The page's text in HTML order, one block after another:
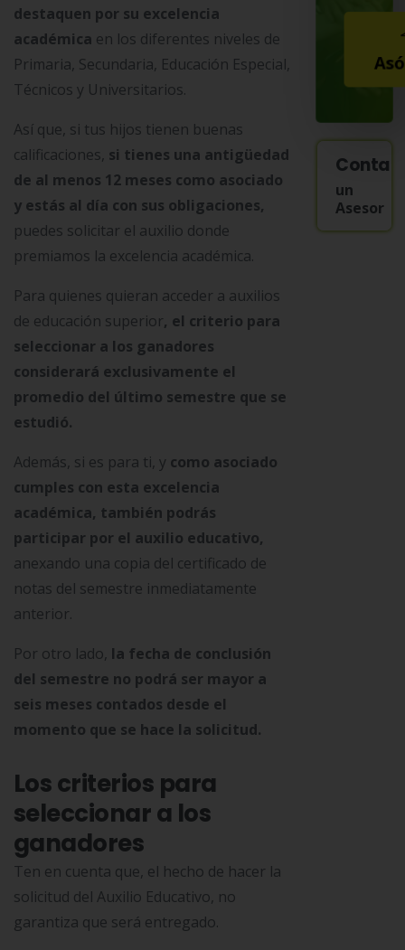
destaquen por su excelencia
académica en los diferentes niveles de
Primaria, Secundaria, Educación Especial,
Técnicos y Universitarios.
Así que, si tus hijos tienen buenas
calificaciones, si tienes una antigüedad
de al menos 12 meses como asociado
y estás al día con sus obligaciones,
puedes solicitar el auxilio donde
premiamos la excelencia académica.
Para quienes quieran acceder a auxilios
de educación superior, el criterio para
seleccionar a los ganadores
considerará exclusivamente el
promedio del último semestre que se
estudió.
Además, si es para ti, y como asociado
cumples con esta excelencia
académica, también podrás
participar por el auxilio educativo,
anexando una copia del certificado de
notas del semestre inmediatamente
anterior.
Por otro lado, la fecha de conclusión
del semestre no podrá ser mayor a
seis meses contados desde el
momento que se hace la solicitud.
Los criterios para
seleccionar a los
ganadores
Ten en cuenta que, el hecho de hacer la
solicitud del Auxilio Educativo, no
garantiza que será entregado.
un
Asesor